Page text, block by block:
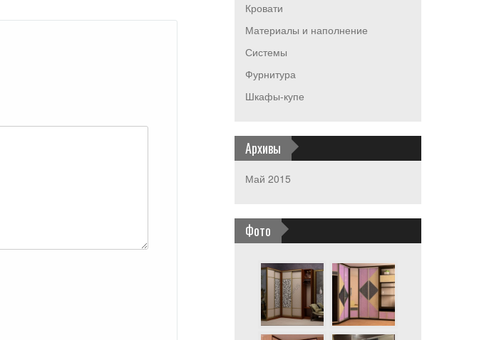
Кровати
Материалы и наполнение
Системы
Фурнитура
Шкафы-купе
Архивы
Май 2015
Фото